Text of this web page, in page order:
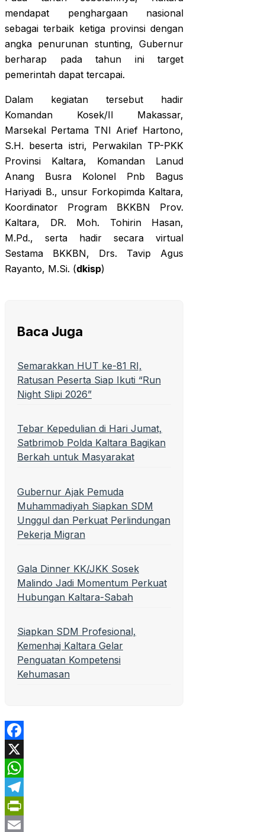
mendapat penghargaan nasional
sebagai terbaik ketiga provinsi dengan
angka penurunan stunting, Gubernur
berharap pada tahun ini target
pemerintah dapat tercapai.
Dalam kegiatan tersebut hadir
Komandan Kosek/II Makassar,
Marsekal Pertama TNI Arief Hartono,
S.H. beserta istri, Perwakilan TP-PKK
Provinsi Kaltara, Komandan Lanud
Anang Busra Kolonel Pnb Bagus
Hariyadi B., unsur Forkopimda Kaltara,
Koordinator Program BKKBN Prov.
Kaltara, DR. Moh. Tohirin Hasan,
M.Pd., serta hadir secara virtual
Sestama BKKBN, Drs. Tavip Agus
Rayanto, M.Si. (dkisp)
Baca Juga
Semarakkan HUT ke-81 RI,
Ratusan Peserta Siap Ikuti “Run
Night Slipi 2026”
Tebar Kepedulian di Hari Jumat,
Satbrimob Polda Kaltara Bagikan
Berkah untuk Masyarakat
Gubernur Ajak Pemuda
Muhammadiyah Siapkan SDM
Unggul dan Perkuat Perlindungan
Pekerja Migran
Gala Dinner KK/JKK Sosek
Malindo Jadi Momentum Perkuat
Hubungan Kaltara-Sabah
Siapkan SDM Profesional,
Kemenhaj Kaltara Gelar
Penguatan Kompetensi
Kehumasan
Facebook
X
WhatsApp
Telegram
PrintFriendly